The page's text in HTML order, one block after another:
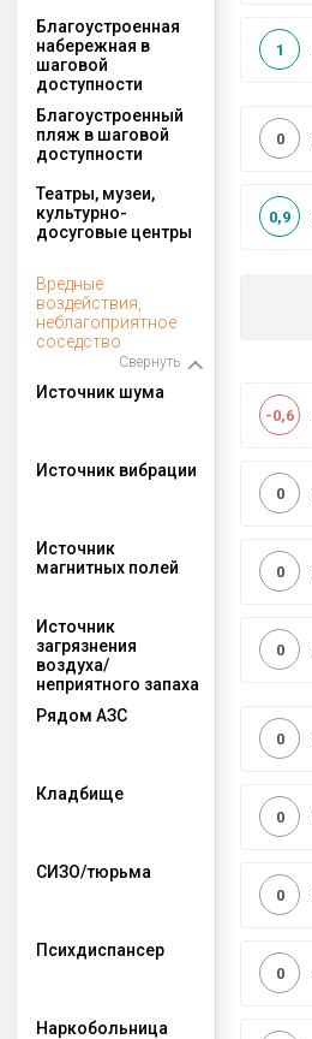
Благоустроенная
набережная в
шаговой
доступности
1
Благоустроенный
пляж в шаговой
доступности
0
Театры, музеи,
культурно-
досуговые центры
0,9
Вредные
воздействия,
неблагоприятное
соседство
Свернуть
Источник шума
-0,6
Источник вибрации
0
Источник
магнитных полей
0
Источник
загрязнения
воздуха/
неприятного запаха
0
Рядом АЗС
0
Кладбище
0
СИЗО/тюрьма
0
Психдиспансер
0
Наркобольница